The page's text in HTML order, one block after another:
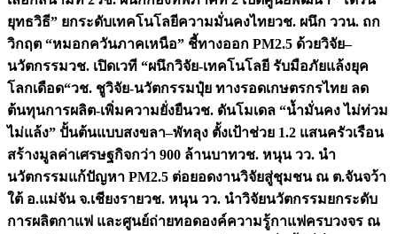
ยุทธวิธี” ยกระดับเทคโนโลยีความมั่นคงไทยวช. ผนึก ววน. ถก
วิกฤต “หมอกควันภาคเหนือ” ชี้ทางออก PM2.5 ด้วยวิจัย–
นวัตกรรมวช. เปิดเวที “ผนึกวิจัย-เทคโนโลยี รับมือภัยแล้งยุค
โลกเดือด“วช. ชูวิจัย-นวัตกรรมปุ๋ย ทางรอดเกษตรกรไทย ลด
ต้นทุนการผลิต-เพิ่มความยั่งยืนวช. ดันโมเดล “น้ำมั่นคง ไม่ท่วม
ไม่แล้ง” ปั้นต้นแบบสงขลา–พัทลุง ตั้งเป้าช่วย 1.2 แสนครัวเรือน
สร้างมูลค่าเศรษฐกิจกว่า 900 ล้านบาทวช. หนุน วว. นำ
นวัตกรรมแก้ปัญหา PM2.5 ต่อยอดงานวิจัยสู่ชุมชน ณ ต.จันจว้า
ใต้ อ.แม่จัน จ.เชียงรายวช. หนุน วว. นำวิจัยนวัตกรรมยกระดับ
การผลิตกาแฟ และศูนย์ถ่ายทอดองค์ความรู้กาแฟครบวงจร ณ